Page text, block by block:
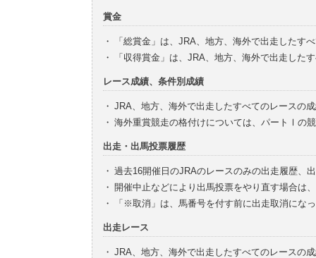
賞金
・
「総賞金」は、JRA、地方、海外で出走したす
・
「収得賞金」は、JRA、地方、海外で出走した
レース成績、条件別成績
・ JRA、地方、海外で出走したすべてのレースの
・ 海外重賞競走の格付けについては、パートⅠの
出走・出馬投票履歴
・ 過去16開催日のJRAのレースのみの出走履歴、
・ 開催中止などにより出馬投票をやり直す場合は
・
「※取消」は、馬番号を付す前に出走取消にな
出走レース
・ JRA、地方、海外で出走したすべてのレースの